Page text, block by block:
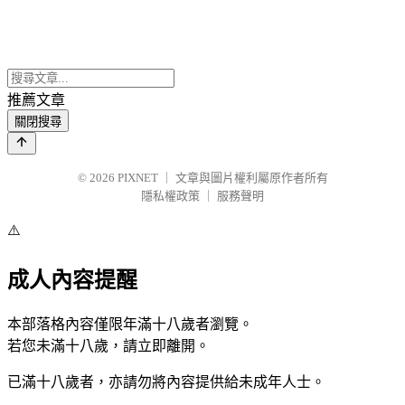
推薦文章
關閉搜尋
© 2026 PIXNET
文章與圖片權利屬原作者所有
隱私權政策
服務聲明
⚠️
成人內容提醒
本部落格內容僅限年滿十八歲者瀏覽。
若您未滿十八歲，請立即離開。
已滿十八歲者，亦請勿將內容提供給未成年人士。